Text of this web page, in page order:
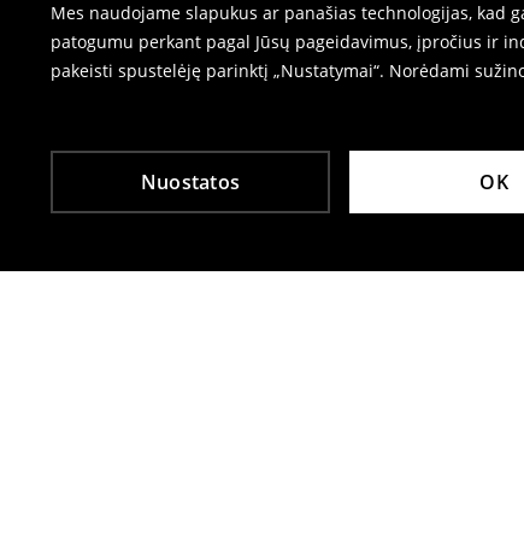
Mes naudojame slapukus ar panašias technologijas,
patogumu perkant pagal Jūsų pageidavimus, įpročius ir
pakeisti spustelėję parinktį „Nustatymai“. Norėdami
Nuostatos OK